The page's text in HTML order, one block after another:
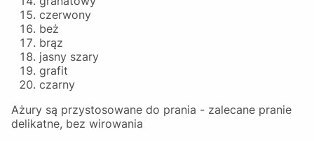
czerwony
beż
brąz
jasny szary
grafit
czarny
Ażury są przystosowane do prania - zalecane pranie
delikatne, bez wirowania